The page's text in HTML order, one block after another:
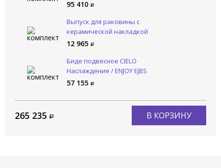
95 410
Выпуск для раковины с
керамической накладкой
CIELO Сива / SIWA PIL01 LV
12 965
Биде подвесное CIELO
Наслаждение / ENJOY EJBS
LV
57 155
265 235 В КОРЗИНУ